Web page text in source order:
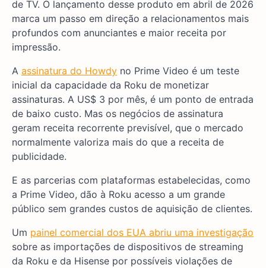
de TV. O lançamento desse produto em abril de 2026
marca um passo em direção a relacionamentos mais
profundos com anunciantes e maior receita por
impressão.
A assinatura do Howdy no Prime Video é um teste
inicial da capacidade da Roku de monetizar
assinaturas. A US$ 3 por mês, é um ponto de entrada
de baixo custo. Mas os negócios de assinatura
geram receita recorrente previsível, que o mercado
normalmente valoriza mais do que a receita de
publicidade.
E as parcerias com plataformas estabelecidas, como
a Prime Video, dão à Roku acesso a um grande
público sem grandes custos de aquisição de clientes.
Um painel comercial dos EUA abriu uma investigação
sobre as importações de dispositivos de streaming
da Roku e da Hisense por possíveis violações de